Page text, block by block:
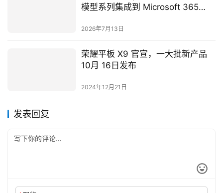
模型系列集成到 Microsoft 365
2026年7月13日
荣耀平板 X9 官宣，一大批新产品
10月 16日发布
2024年12月21日
发表回复